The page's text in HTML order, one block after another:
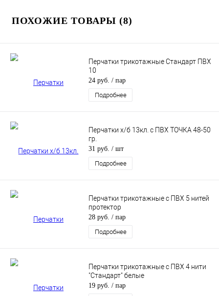
ПОХОЖИЕ ТОВАРЫ (8)
Перчатки трикотажные Стандарт ПВХ
10
24 руб. / пар
Подробнее
Перчатки х/б 13кл. с ПВХ ТОЧКА 48-50
гр.
31 руб. / шт
Подробнее
Перчатки трикотажные с ПВХ 5 нитей
протектор
28 руб. / пар
Подробнее
Перчатки трикотажные с ПВХ 4 нити
"Стандарт" белые
19 руб. / пар